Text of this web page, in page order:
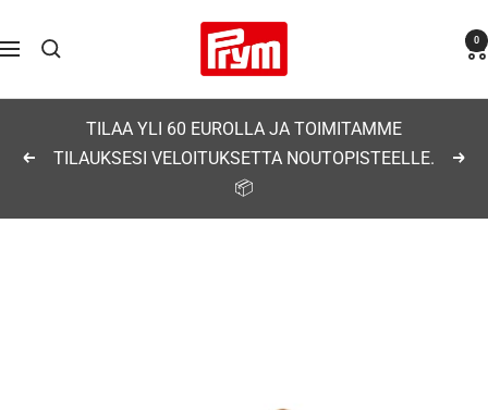
sisältöön
Navigaatio
Prym 0
Edellinen
TILAA YLI 60 EUROLLA JA TOIMITAMME
TILAUKSESI VELOITUKSETTA NOUTOPISTEELLE.
📦